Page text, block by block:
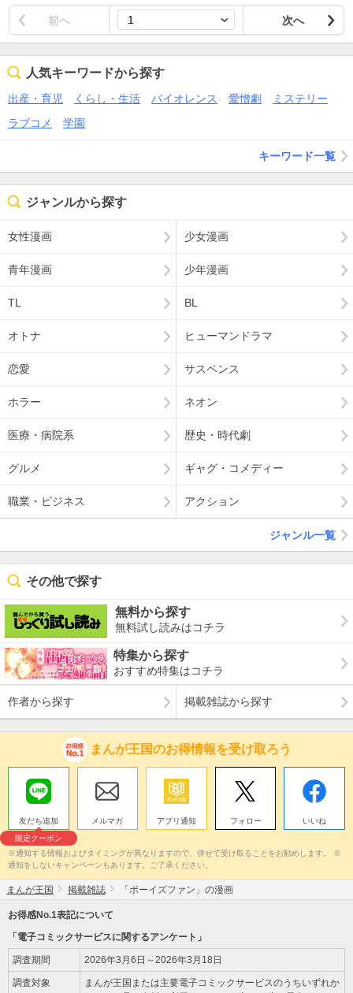
前へ 次へ
人気キーワードから探す
出産・育児 くらし・生活 バイオレンス 愛憎劇
ミステリー
ラブコメ
学園
キーワード一覧
ジャンルから探す
女性漫画 少女漫画
青年漫画 少年漫画
TL BL
オトナ ヒューマンドラマ
恋愛 サスペンス
ホラー ネオン
医療・病院系 歴史・時代劇
グルメ ギャグ・コメディー
職業・ビジネス アクション
ジャンル一覧
その他で探す
無料から探す
無料試し読みはコチラ
特集から探す
おすすめ特集はコチラ
作者から探す 掲載雑誌から探す
まんが王国のお得情報を受け取ろう
友だち追加
限定クーポン
メルマガ アプリ通知 フォロー いいね
※通知する情報およびタイミングが異なりますので、併せて受け取ることをお勧めします。 ※
通知をしないキャンペーンもあります。ご了承ください。
まんが王国 掲載雑誌 「ボーイズファン」の漫画
お得感No.1表記について
「電子コミックサービスに関するアンケート」
調査期間 2026年3月6日～2026年3月18日
調査対象
まんが王国または主要電子コミックサービスのうちいずれか